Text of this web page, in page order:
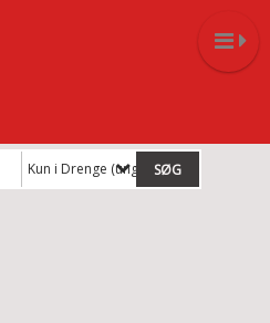
Kun i Drenge (ungdom)